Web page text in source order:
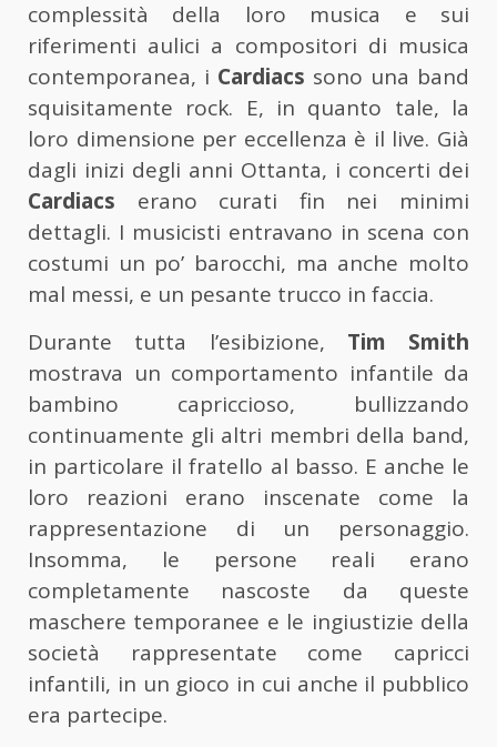
complessità della loro musica e sui
riferimenti aulici a compositori di musica
contemporanea, i Cardiacs sono una band
squisitamente rock. E, in quanto tale, la
loro dimensione per eccellenza è il live. Già
dagli inizi degli anni Ottanta, i concerti dei
Cardiacs erano curati fin nei minimi
dettagli. I musicisti entravano in scena con
costumi un po’ barocchi, ma anche molto
mal messi, e un pesante trucco in faccia.
Durante tutta l’esibizione, Tim Smith
mostrava un comportamento infantile da
bambino capriccioso, bullizzando
continuamente gli altri membri della band,
in particolare il fratello al basso. E anche le
loro reazioni erano inscenate come la
rappresentazione di un personaggio.
Insomma, le persone reali erano
completamente nascoste da queste
maschere temporanee e le ingiustizie della
società rappresentate come capricci
infantili, in un gioco in cui anche il pubblico
era partecipe.